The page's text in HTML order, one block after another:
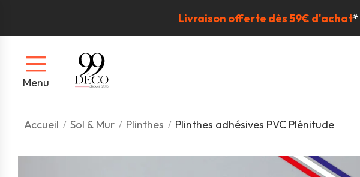
Livraison offerte dès 59€ d'achat*
Menu
Accueil Sol & Mur Plinthes Plinthes adhésives PVC Plénitude